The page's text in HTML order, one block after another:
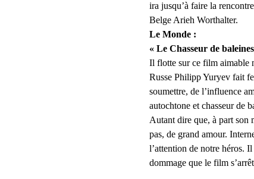
ira jusqu’à faire la
Belge Arieh Worthalter.
Le Monde :
« Le Chasseur de
Il flotte sur ce film aimable
Russe Philipp Yuryev fait
soumettre, de l’influence
autochtone et chasseur de
Autant dire que, à part son
pas, de grand amour.
l’attention de notre héros.
dommage que le film